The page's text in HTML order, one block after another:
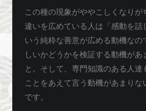
この種の現象がややこしくなりが
違いを広めている人は「感動を話
いう純粋な善意が広める動機なの
しいかどうかを検証する動機があ
と。そして、専門知識のある人達
ことをあえて言う動機があまりな
です。